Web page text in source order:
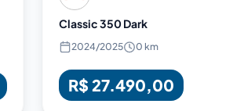
Classic 350 Dark
2024/2025 0 km
R$ 27.490,00